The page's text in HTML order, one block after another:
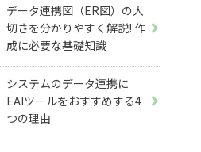
データ連携図（ER図）の大
切さを分かりやすく解説! 作
成に必要な基礎知識
システムのデータ連携に
EAIツールをおすすめする4
つの理由